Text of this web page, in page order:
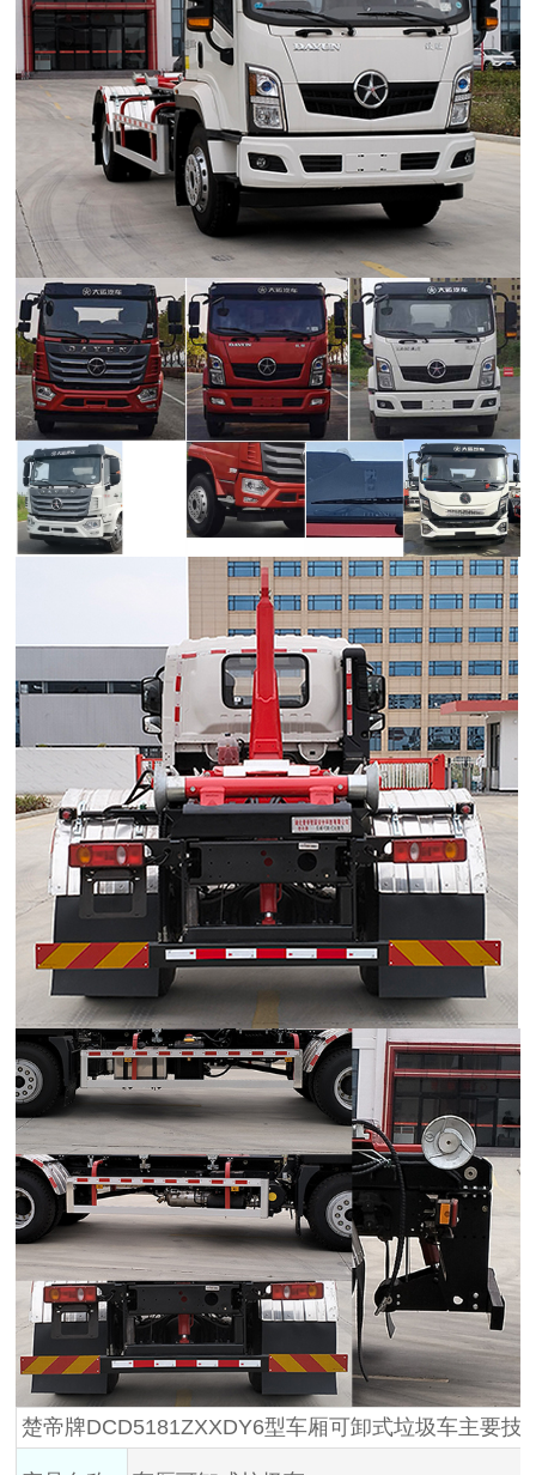
楚帝牌DCD5181ZXXDY6型车厢可卸式垃圾车主要技